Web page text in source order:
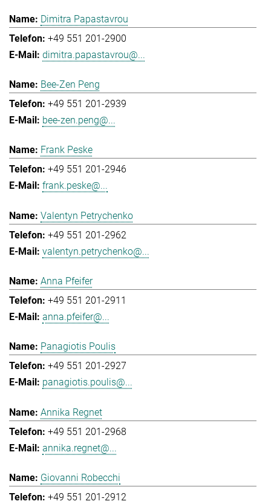
Dimitra Papastavrou
+49 551 201-2900
dimitra.papastavrou@...
Bee-Zen Peng
+49 551 201-2939
bee-zen.peng@...
Frank Peske
+49 551 201-2946
frank.peske@...
Valentyn Petrychenko
+49 551 201-2962
valentyn.petrychenko@...
Anna Pfeifer
+49 551 201-2911
anna.pfeifer@...
Panagiotis Poulis
+49 551 201-2927
panagiotis.poulis@...
Annika Regnet
+49 551 201-2968
annika.regnet@...
Giovanni Robecchi
+49 551 201-2912